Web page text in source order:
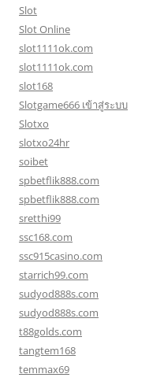
Slot
Slot Online
slot1111ok.com
slot1111ok.com
slot168
Slotgame666 เข้าสู่ระบบ
Slotxo
slotxo24hr
soibet
spbetflik888.com
spbetflik888.com
sretthi99
ssc168.com
ssc915casino.com
starrich99.com
sudyod888s.com
sudyod888s.com
t88golds.com
tangtem168
temmax69